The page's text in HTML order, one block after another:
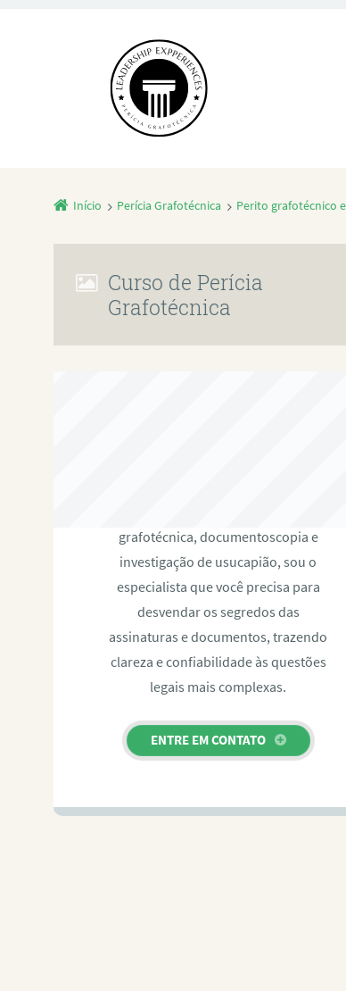
Início Perícia Grafotécnica Perito grafotécnico
Curso de Perícia
Grafotécnica
grafotécnica, documentoscopia e
investigação de usucapião, sou o
especialista que você precisa para
desvendar os segredos das
assinaturas e documentos, trazendo
clareza e confiabilidade às questões
legais mais complexas.
ENTRE EM CONTATO